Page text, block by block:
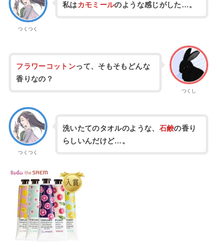
つくつく
私は カモミールのような感じがした…。
つくし
フラワーコットンって、そもそもどんな
香りなの？
つくつく
洗いたてのタオルのような、 石鹸の香り
らしいんだけど…。